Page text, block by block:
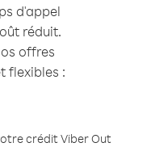
d'appel
réduit.
offres
flexibles :
crédit Viber Out